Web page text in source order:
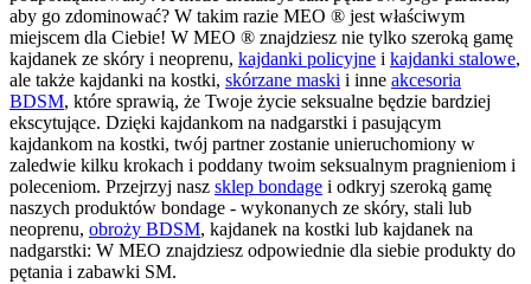
aby go zdominować? W takim razie MEO ® jest właściwym
miejscem dla Ciebie! W MEO ® znajdziesz nie tylko szeroką gamę
kajdanek ze skóry i neoprenu, kajdanki policyjne i kajdanki stalowe,
ale także kajdanki na kostki, skórzane maski i inne akcesoria
BDSM, które sprawią, że Twoje życie seksualne będzie bardziej
ekscytujące. Dzięki kajdankom na nadgarstki i pasującym
kajdankom na kostki, twój partner zostanie unieruchomiony w
zaledwie kilku krokach i poddany twoim seksualnym pragnieniom i
poleceniom. Przejrzyj nasz sklep bondage i odkryj szeroką gamę
naszych produktów bondage - wykonanych ze skóry, stali lub
neoprenu, obroży BDSM, kajdanek na kostki lub kajdanek na
nadgarstki: W MEO znajdziesz odpowiednie dla siebie produkty do
pętania i zabawki SM.